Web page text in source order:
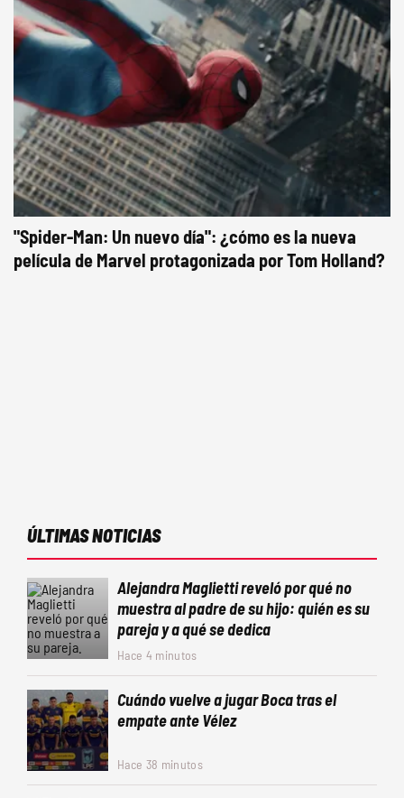
"Spider-Man: Un nuevo día": ¿cómo es la nueva
película de Marvel protagonizada por Tom Holland?
ÚLTIMAS NOTICIAS
Alejandra Maglietti reveló por qué no
muestra al padre de su hijo: quién es su
pareja y a qué se dedica
Hace 4 minutos
Cuándo vuelve a jugar Boca tras el
empate ante Vélez
Hace 38 minutos